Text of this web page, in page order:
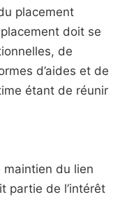
placement
doit se
de
d’aides et de
étant de réunir
maintien du lien
partie de l’intérêt